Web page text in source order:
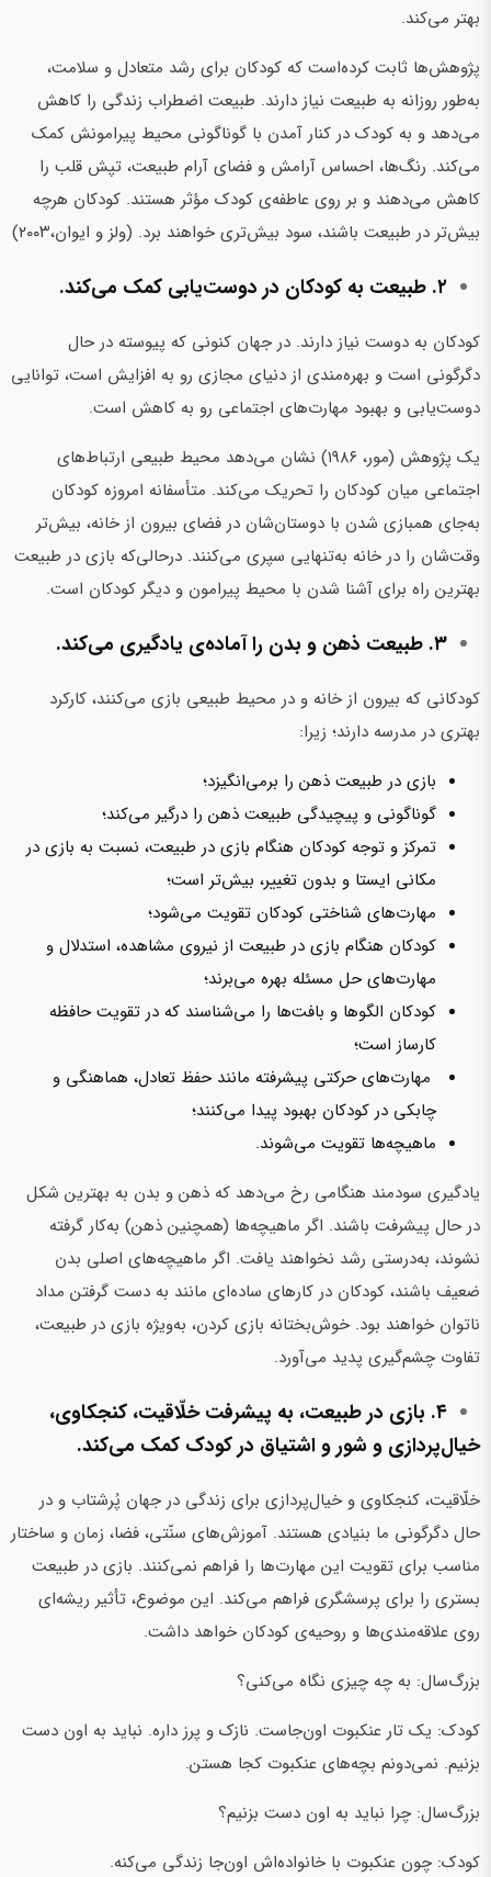
بهتر می‌کند.
پژوهش‌ها ثابت کرده‌است که کودکان برای رشد متعادل و سلامت،
به‌طور روزانه به طبیعت نیاز دارند. طبیعت اضطراب زندگی را کاهش
می‌دهد و به کودک در کنار آمدن با گوناگونی محیط پیرامونش کمک
می‌کند. رنگ‌ها، احساس آرامش و فضای آرام طبیعت، تپش قلب را
کاهش می‌دهند و بر روی عاطفه‌ی کودک مؤثر هستند. کودکان هرچه
بیش‌تر در طبیعت باشند، سود بیش‌تری خواهند برد. (ولز و ایوان،۲۰۰۳)
۲. طبیعت به کودکان در دوست‌یابی کمک می‌کند.
کودکان به دوست نیاز دارند. در جهان کنونی که پیوسته در حال
دگرگونی است و بهره‌مندی از دنیای مجازی رو به افزایش است، توانایی
دوست‌یابی و بهبود مهارت‌های اجتماعی رو به کاهش است.
یک پژوهش (مور، ۱۹۸۶) نشان می‌دهد محیط طبیعی ارتباط‌های
اجتماعی میان کودکان را تحریک می‌کند. متأسفانه امروزه کودکان
به‌جای همبازی شدن با دوستان‌شان در فضای بیرون از خانه، بیش‌تر
وقت‌شان را در خانه به‌تنهایی سپری می‌کنند. درحالی‌که بازی در طبیعت
بهترین راه برای آشنا شدن با محیط پیرامون و دیگر کودکان است.
۳. طبیعت ذهن و بدن را آماده‌ی یادگیری می‌کند.
کودکانی که بیرون از خانه و در محیط طبیعی بازی ‌می‌کنند، کارکرد
بهتری در مدرسه دارند؛ زیرا:
بازی در طبیعت ذهن را برمی‌انگیزد؛
گوناگونی و پیچیدگی طبیعت ذهن را درگیر می‌کند؛
تمرکز و توجه کودکان هنگام بازی در طبیعت، نسبت به بازی در
مکانی ایستا و بدون تغییر، بیش‌تر است؛
مهارت‌های شناختی کودکان تقویت می‌شود؛
کودکان هنگام بازی در طبیعت از نیروی مشاهده، استدلال و
مهارت‌های حل مسئله بهره می‌برند؛
کودکان الگوها و بافت‌ها را می‌شناسند که در تقویت حافظه
کارساز است؛
مهارت‌های حرکتی پیشرفته مانند حفظ تعادل، هماهنگی و
چابکی در کودکان بهبود پیدا می‌کنند؛
ماهیچه‌ها تقویت می‌شوند.
یادگیری سودمند هنگامی رخ می‌دهد که ذهن و بدن به بهترین شکل
در حال پیشرفت باشند. اگر ماهیچه‌ها (همچنین ذهن) به‌کار گرفته
نشوند، به‌درستی رشد نخواهند یافت. اگر ماهیچه‌های اصلی بدن
ضعیف باشند، کودکان در کارهای ساده‌ای مانند به دست گرفتن مداد
ناتوان خواهند بود. خوش‌بختانه بازی کردن، به‌ویژه بازی در طبیعت،
تفاوت چشم‌گیری پدید می‌آورد.
۴. بازی در طبیعت، به پیشرفت خلّاقیت، کنجکاوی،
خیال‌پردازی و شور و اشتیاق در کودک کمک می‌کند.
خلّاقیت، کنجکاوی و خیال‌پردازی برای زندگی در جهان پُرشتاب و در
حال دگرگونی ما بنیادی هستند. آموزش‌های سنّتی، فضا، زمان و ساختار
مناسب برای تقویت این مهارت‌ها را فراهم نمی‌کنند. بازی در طبیعت
بستری را برای پرسشگری فراهم می‌کند. این موضوع، تأثیر ریشه‌ای
روی علاقه‌مندی‌ها و روحیه‌ی کودکان خواهد داشت.
بزرگ‌سال: به چه چیزی نگاه می‌کنی؟
کودک: یک تار عنکبوت اون‌جاست. نازک و پرز داره. نباید به اون دست
بزنیم. نمی‌دونم بچه‌های عنکبوت کجا هستن.
بزرگ‌سال: چرا نباید به اون دست بزنیم؟
کودک: چون عنکبوت با خانواده‌‌اش اون‌جا زندگی می‌کنه.